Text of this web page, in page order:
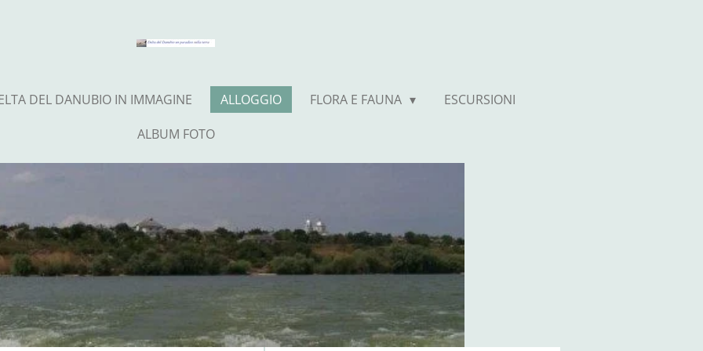
DEL DANUBIO IN IMMAGINE ALLOGGIO FLORA E FAUNA
ESCURSIONI
ALBUM FOTO